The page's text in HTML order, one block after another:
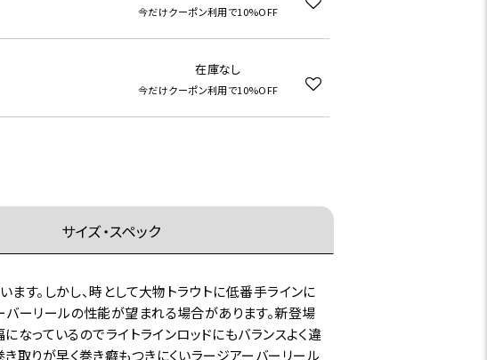
今だけクーポン利用で10%OFF
在庫なし
今だけクーポン利用で10%OFF
サイズ・スペック
ます。しかし、時として大物トラウトに低番手ラインに
バーリールの性能が望まれる場合があります。新登場
っているのでライトラインロッドにもバランスよく違
取りが早く巻き癖もつきにくいラージアーバーリール